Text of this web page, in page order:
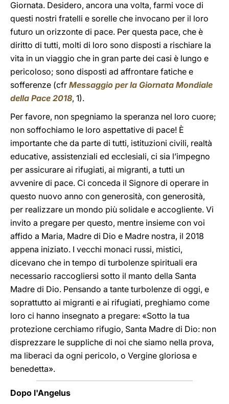
Giornata. Desidero, ancora una volta, farmi voce di
questi nostri fratelli e sorelle che invocano per il loro
futuro un orizzonte di pace. Per questa pace, che è
diritto di tutti, molti di loro sono disposti a rischiare la
vita in un viaggio che in gran parte dei casi è lungo e
pericoloso; sono disposti ad affrontare fatiche e
sofferenze (cfr Messaggio per la Giornata Mondiale
della Pace 2018, 1).
Per favore, non spegniamo la speranza nel loro cuore;
non soffochiamo le loro aspettative di pace! È
importante che da parte di tutti, istituzioni civili, realtà
educative, assistenziali ed ecclesiali, ci sia l’impegno
per assicurare ai rifugiati, ai migranti, a tutti un
avvenire di pace. Ci conceda il Signore di operare in
questo nuovo anno con generosità, con generosità,
per realizzare un mondo più solidale e accogliente. Vi
invito a pregare per questo, mentre insieme con voi
affido a Maria, Madre di Dio e Madre nostra, il 2018
appena iniziato. I vecchi monaci russi, mistici,
dicevano che in tempo di turbolenze spirituali era
necessario raccogliersi sotto il manto della Santa
Madre di Dio. Pensando a tante turbolenze di oggi, e
soprattutto ai migranti e ai rifugiati, preghiamo come
loro ci hanno insegnato a pregare: «Sotto la tua
protezione cerchiamo rifugio, Santa Madre di Dio: non
disprezzare le suppliche di noi che siamo nella prova,
ma liberaci da ogni pericolo, o Vergine gloriosa e
benedetta».
Dopo l'Angelus